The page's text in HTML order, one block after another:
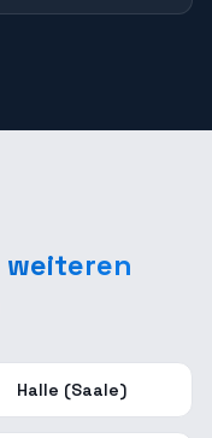
weiteren
Halle (Saale)